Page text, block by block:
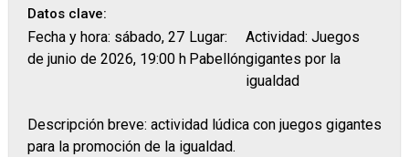
Datos clave:
Fecha y hora: sábado, 27
de junio de 2026, 19:00 h
Lugar:
Pabellón
Actividad: Juegos
gigantes por la
igualdad
Descripción breve: actividad lúdica con juegos gigantes
para la promoción de la igualdad.